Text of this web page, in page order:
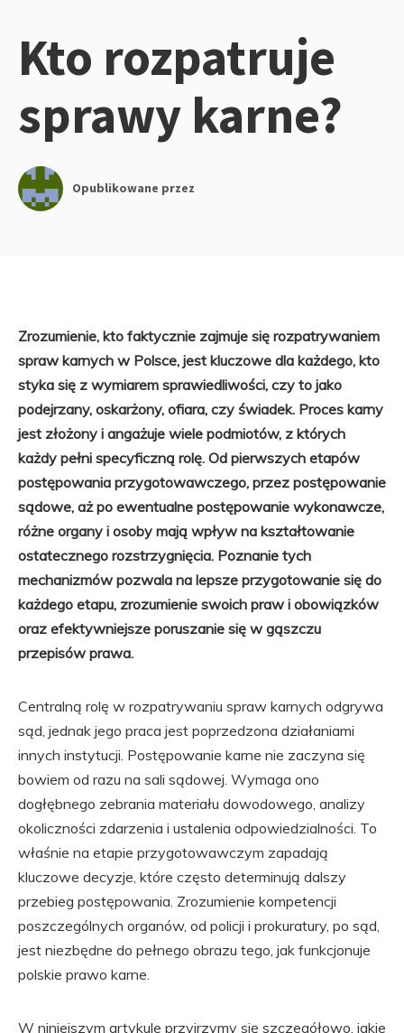
Kto rozpatruje
sprawy karne?
Opublikowane przez
Zrozumienie, kto faktycznie zajmuje się rozpatrywaniem
spraw karnych w Polsce, jest kluczowe dla każdego, kto
styka się z wymiarem sprawiedliwości, czy to jako
podejrzany, oskarżony, ofiara, czy świadek. Proces karny
jest złożony i angażuje wiele podmiotów, z których
każdy pełni specyficzną rolę. Od pierwszych etapów
postępowania przygotowawczego, przez postępowanie
sądowe, aż po ewentualne postępowanie wykonawcze,
różne organy i osoby mają wpływ na kształtowanie
ostatecznego rozstrzygnięcia. Poznanie tych
mechanizmów pozwala na lepsze przygotowanie się do
każdego etapu, zrozumienie swoich praw i obowiązków
oraz efektywniejsze poruszanie się w gąszczu
przepisów prawa.
Centralną rolę w rozpatrywaniu spraw karnych odgrywa
sąd, jednak jego praca jest poprzedzona działaniami
innych instytucji. Postępowanie karne nie zaczyna się
bowiem od razu na sali sądowej. Wymaga ono
dogłębnego zebrania materiału dowodowego, analizy
okoliczności zdarzenia i ustalenia odpowiedzialności. To
właśnie na etapie przygotowawczym zapadają
kluczowe decyzje, które często determinują dalszy
przebieg postępowania. Zrozumienie kompetencji
poszczególnych organów, od policji i prokuratury, po sąd,
jest niezbędne do pełnego obrazu tego, jak funkcjonuje
polskie prawo karne.
W niniejszym artykule przyjrzymy się szczegółowo, jakie